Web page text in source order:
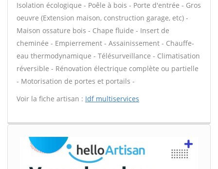
Isolation écologique - Poêle à bois - Porte d'entrée - Gros
oeuvre (Extension maison, construction garage, etc) -
Maison ossature bois - Chape fluide - Insert de
cheminée - Empierrement - Assainissement - Chauffe-
eau thermodynamique - Télésurveillance - Climatisation
réversible - Rénovation électrique complète ou partielle
- Motorisation de portes et portails -
Voir la fiche artisan : Idf multiservices